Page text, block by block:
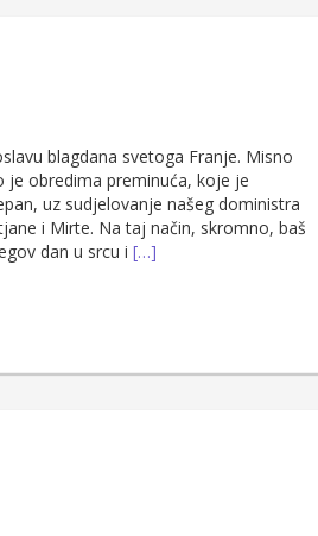
blagdana svetoga Franje. Misno
je obredima preminuća, koje je
uz sudjelovanje našeg doministra
i Mirte. Na taj način, skromno, baš
dan u srcu i […]